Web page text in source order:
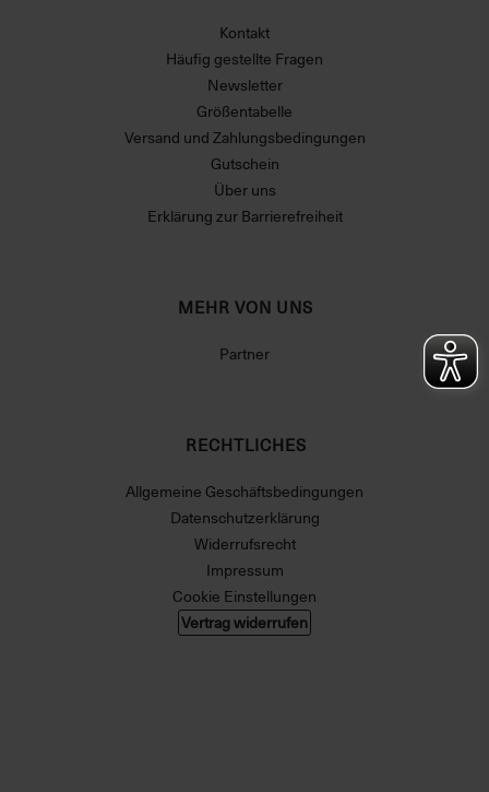
Kontakt
Häufig gestellte Fragen
Newsletter
Größentabelle
Versand und Zahlungsbedingungen
Gutschein
Über uns
Erklärung zur Barrierefreiheit
MEHR VON UNS
Partner
RECHTLICHES
Allgemeine Geschäftsbedingungen
Datenschutzerklärung
Widerrufsrecht
Impressum
Cookie Einstellungen
Vertrag widerrufen